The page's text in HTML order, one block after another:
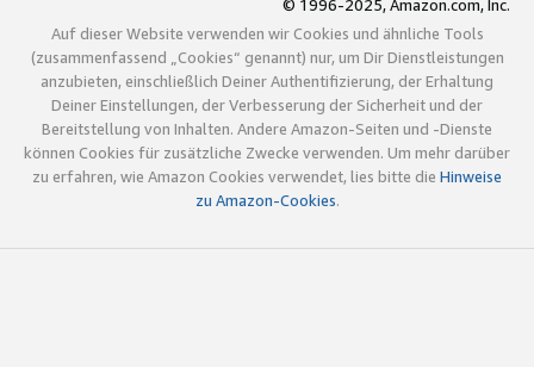
© 1996-2025, Amazon.com, Inc.
Auf dieser Website verwenden wir Cookies und ähnliche Tools
(zusammenfassend „Cookies“ genannt) nur, um Dir Dienstleistungen
anzubieten, einschließlich Deiner Authentifizierung, der Erhaltung
Deiner Einstellungen, der Verbesserung der Sicherheit und der
Bereitstellung von Inhalten. Andere Amazon-Seiten und -Dienste
können Cookies für zusätzliche Zwecke verwenden. Um mehr darüber
zu erfahren, wie Amazon Cookies verwendet, lies bitte die Hinweise
zu Amazon-Cookies.